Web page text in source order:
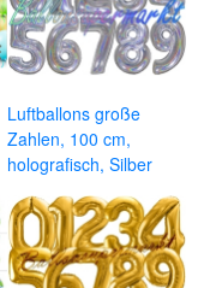
Luftballons große
Zahlen, 100 cm,
holografisch, Silber